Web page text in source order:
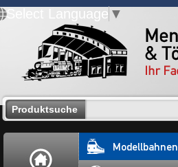
Select Language ▼
Produktsuche
Modellbahnen